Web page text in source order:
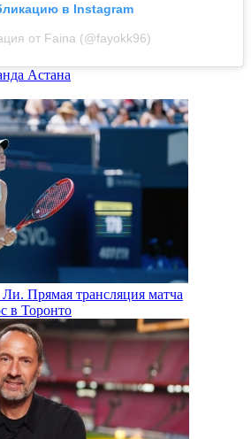
в Instagram
от Faina (@fayokk96)
Астана
Прямая трансляция матча
в Торонто